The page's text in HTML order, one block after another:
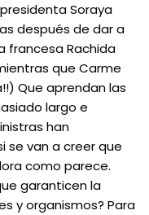
Soraya
después de dar a
francesa Rachida
que Carme
Que aprendan las
largo e
han
se van a creer que
como parece.
garanticen la
y organismos? Para